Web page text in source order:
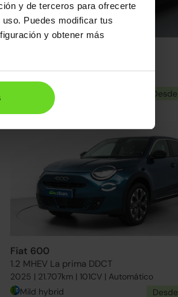
y de terceros para ofrecerte
Puedes modificar tus
y obtener más
Mild hybrid Desde
Fiat 600
1.2 MHEV La prima DDCT
2025 | 21.707km | 101CV | Automático
Mild hybrid Desde